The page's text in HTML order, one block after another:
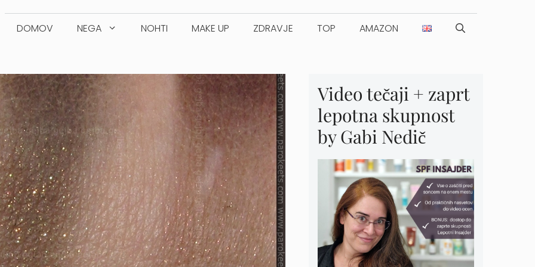
DOMOV NEGA NOHTI MAKE UP ZDRAVJE TOP AMAZON
Video tečaji + zaprt
lepotna skupnost
by Gabi Nedič